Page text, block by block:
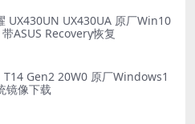
UX430UN UX430UA 原厂Win10
ASUS Recovery恢复
Gen2 20W0 原厂Windows1
镜像下载